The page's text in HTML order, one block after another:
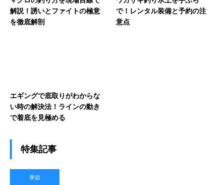
解説！誘いとファイトの極意
を徹底解剖
で！レンタル装備と予約の注
意点
エギングで底取りがわからな
い時の解決法！ラインの動き
で着底を見極める
特集記事
季節